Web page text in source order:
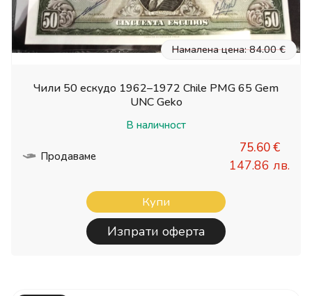
Намалена цена: 84.00 €
Чили 50 ескудо 1962–1972 Chile PMG 65 Gem
UNC Geko
В наличност
Продаваме
75.60 €
147.86 лв.
Купи
Изпрати оферта